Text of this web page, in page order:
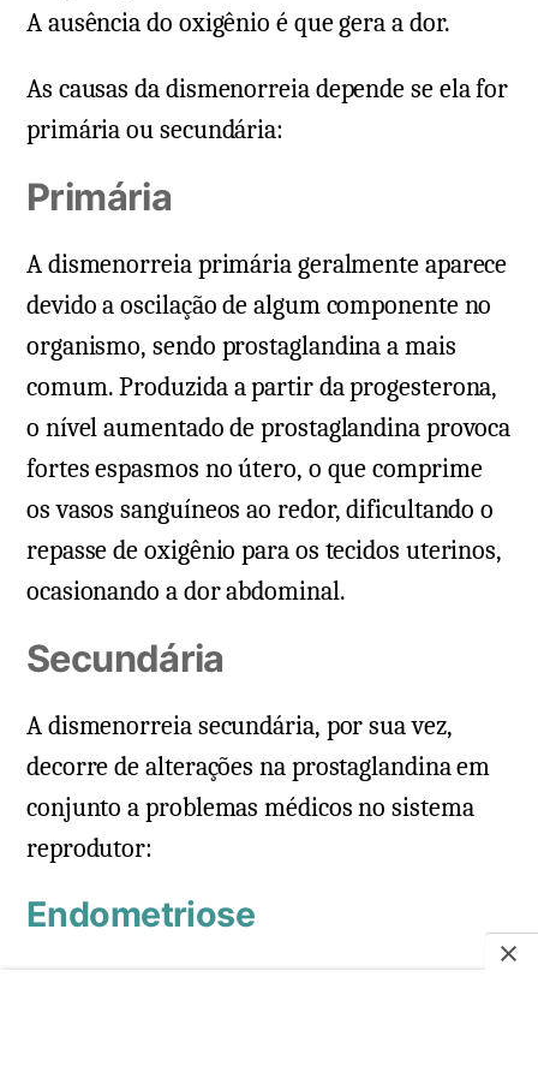
A ausência do oxigênio é que gera a dor.
As causas da dismenorreia depende se ela for
primária ou secundária:
Primária
A dismenorreia primária geralmente aparece
devido a oscilação de algum componente no
organismo, sendo prostaglandina a mais
comum. Produzida a partir da progesterona,
o nível aumentado de prostaglandina provoca
fortes espasmos no útero, o que comprime
os vasos sanguíneos ao redor, dificultando o
repasse de oxigênio para os tecidos uterinos,
ocasionando a dor abdominal.
Secundária
A dismenorreia secundária, por sua vez,
decorre de alterações na prostaglandina em
conjunto a problemas médicos no sistema
reprodutor:
Endometriose